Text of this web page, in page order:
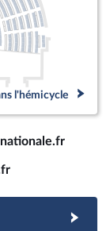
l'hémicycle